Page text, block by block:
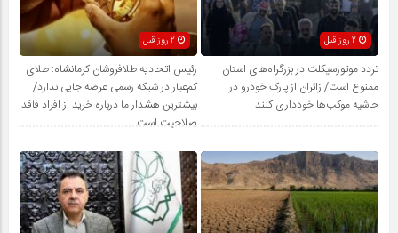
2 روز قبل
تردد موتورسیکلت در بزرگراه‌های استان
ممنوع است/ زائران از پارک خودرو در
حاشیه موکب‌ها خودداری کنند
رئیس اتحادیه طلافروشان کرمانشاه: طلای
کم‌عیار در شبکه رسمی عرضه جایی ندارد/
بیشترین هشدار ما درباره خرید از افراد فاقد
صلاحیت است